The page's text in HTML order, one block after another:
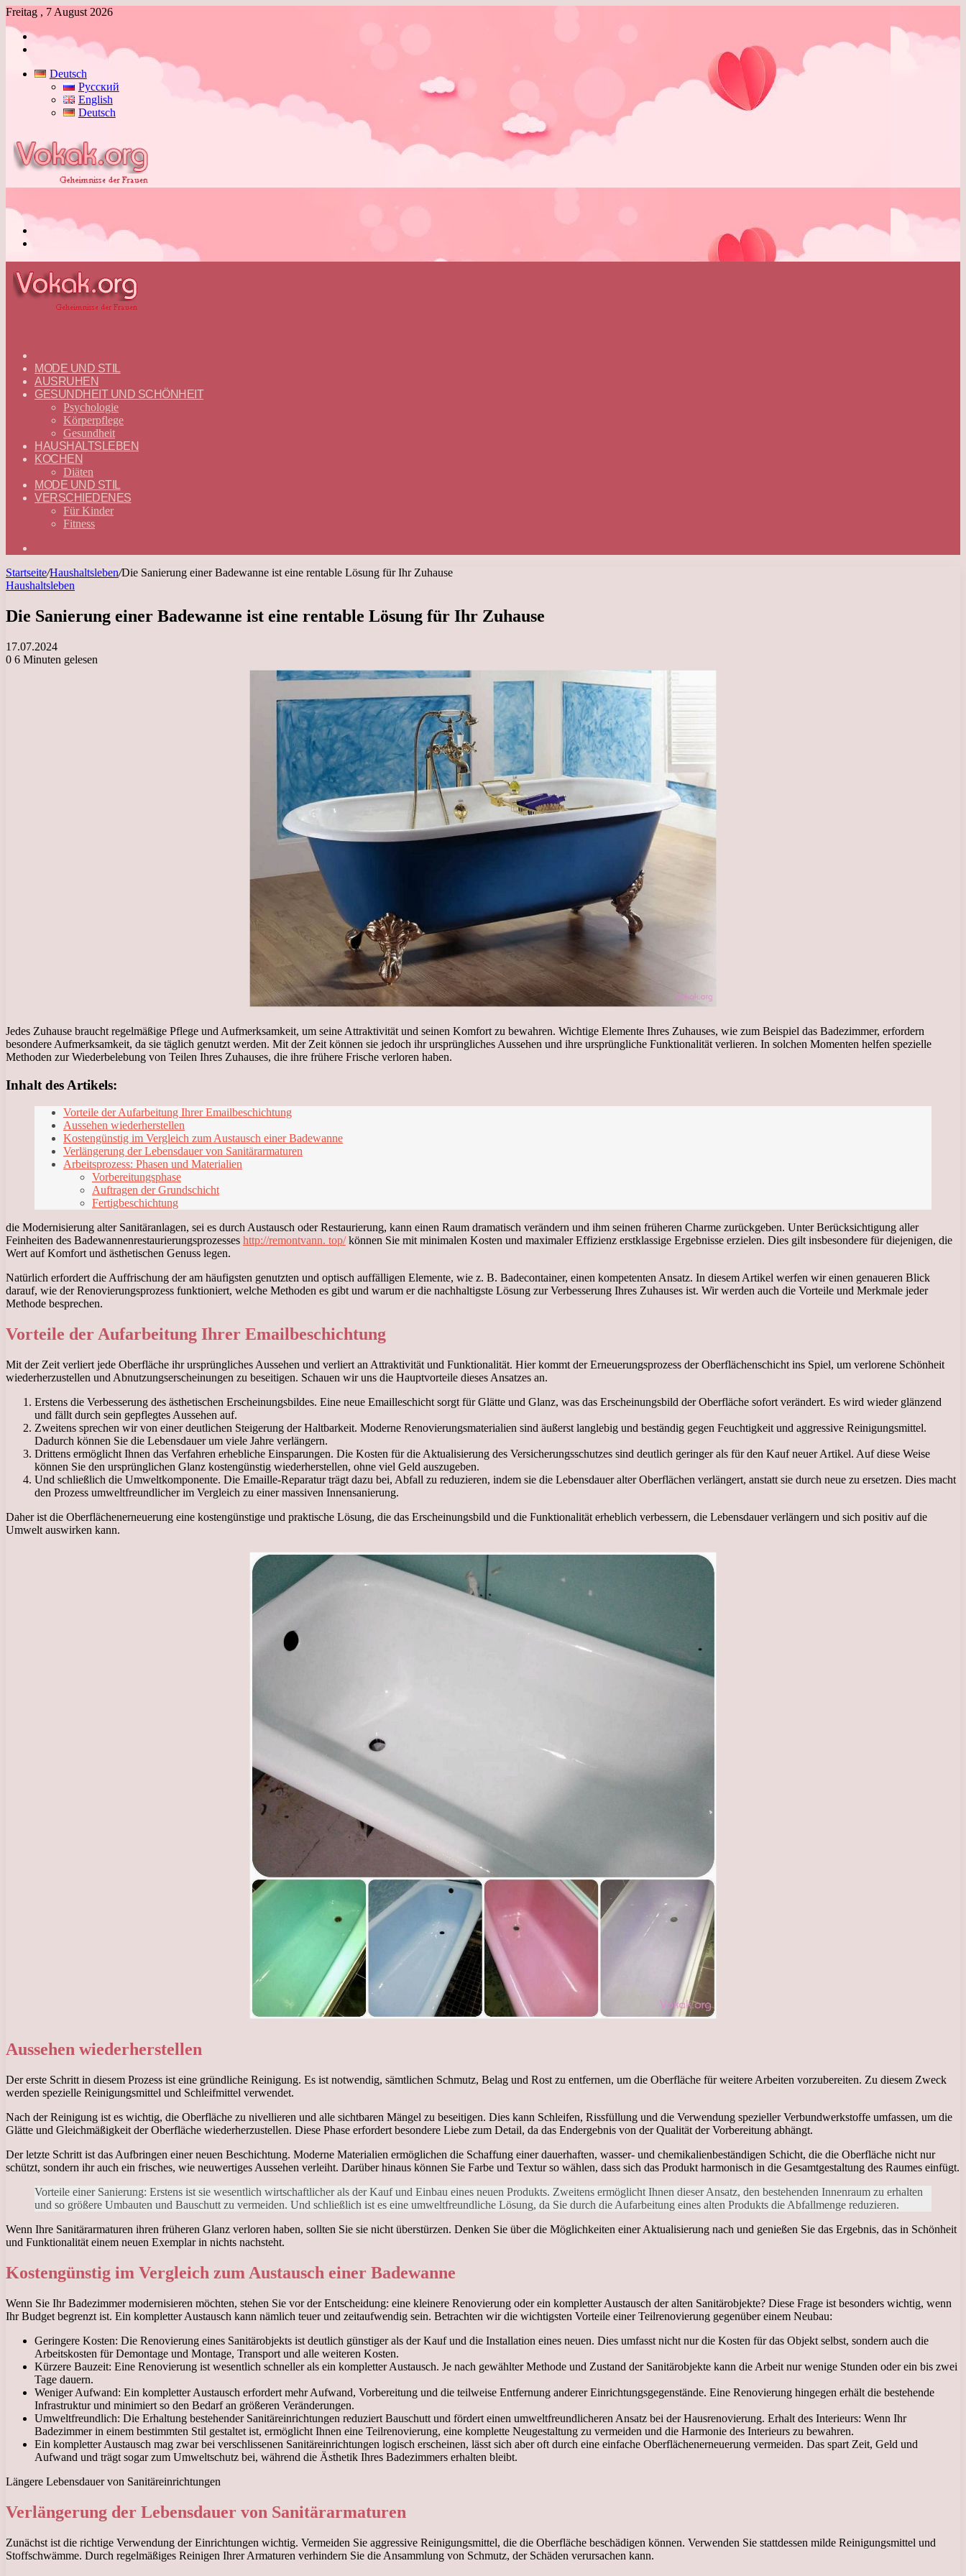
Freitag , 7 August 2026
Anmelden
Deutsch
Русский
English
Deutsch
—
DEUTSCH
MODE UND STIL
AUSRUHEN
GESUNDHEIT UND SCHÖNHEIT
Psychologie
Körperpflege
Gesundheit
HAUSHALTSLEBEN
KOCHEN
Diäten
MODE UND STIL
VERSCHIEDENES
Für Kinder
Fitness
Startseite/Haushaltsleben/Die Sanierung einer Badewanne ist eine rentable Lösung für Ihr Zuhause
Haushaltsleben
Die Sanierung einer Badewanne ist eine rentable Lösung für Ihr Zuhause
17.07.2024
0 6 Minuten gelesen
Jedes Zuhause braucht regelmäßige Pflege und Aufmerksamkeit, um seine Attraktivität und seinen Komfort zu bewahren. Wichtige Elemente Ihres Zuhauses, wie zum Beispiel das Badezimmer, erfordern
besondere Aufmerksamkeit, da sie täglich genutzt werden. Mit der Zeit können sie jedoch ihr ursprüngliches Aussehen und ihre ursprüngliche Funktionalität verlieren. In solchen Momenten helfen spezielle
Methoden zur Wiederbelebung von Teilen Ihres Zuhauses, die ihre frühere Frische verloren haben.
Inhalt des Artikels:
Vorteile der Aufarbeitung Ihrer Emailbeschichtung
Aussehen wiederherstellen
Kostengünstig im Vergleich zum Austausch einer Badewanne
Verlängerung der Lebensdauer von Sanitärarmaturen
Arbeitsprozess: Phasen und Materialien
Vorbereitungsphase
Auftragen der Grundschicht
Fertigbeschichtung
die Modernisierung alter Sanitäranlagen, sei es durch Austausch oder Restaurierung, kann einen Raum dramatisch verändern und ihm seinen früheren Charme zurückgeben. Unter Berücksichtigung aller
Feinheiten des Badewannenrestaurierungsprozesses http://remontvann. top/können Sie mit minimalen Kosten und maximaler Effizienz erstklassige Ergebnisse erzielen. Dies gilt insbesondere für diejenigen, die
Wert auf Komfort und ästhetischen Genuss legen.
Natürlich erfordert die Auffrischung der am häufigsten genutzten und optisch auffälligen Elemente, wie z. B. Badecontainer, einen kompetenten Ansatz. In diesem Artikel werfen wir einen genaueren Blick
darauf, wie der Renovierungsprozess funktioniert, welche Methoden es gibt und warum er die nachhaltigste Lösung zur Verbesserung Ihres Zuhauses ist. Wir werden auch die Vorteile und Merkmale jeder
Methode besprechen.
Vorteile der Aufarbeitung Ihrer Emailbeschichtung
Mit der Zeit verliert jede Oberfläche ihr ursprüngliches Aussehen und verliert an Attraktivität und Funktionalität. Hier kommt der Erneuerungsprozess der Oberflächenschicht ins Spiel, um verlorene Schönheit
wiederherzustellen und Abnutzungserscheinungen zu beseitigen. Schauen wir uns die Hauptvorteile dieses Ansatzes an.
Erstens die Verbesserung des ästhetischen Erscheinungsbildes. Eine neue Emailleschicht sorgt für Glätte und Glanz, was das Erscheinungsbild der Oberfläche sofort verändert. Es wird wieder glänzend
und fällt durch sein gepflegtes Aussehen auf.
Zweitens sprechen wir von einer deutlichen Steigerung der Haltbarkeit. Moderne Renovierungsmaterialien sind äußerst langlebig und beständig gegen Feuchtigkeit und aggressive Reinigungsmittel.
Dadurch können Sie die Lebensdauer um viele Jahre verlängern.
Drittens ermöglicht Ihnen das Verfahren erhebliche Einsparungen. Die Kosten für die Aktualisierung des Versicherungsschutzes sind deutlich geringer als für den Kauf neuer Artikel. Auf diese Weise
können Sie den ursprünglichen Glanz kostengünstig wiederherstellen, ohne viel Geld auszugeben.
Und schließlich die Umweltkomponente. Die Emaille-Reparatur trägt dazu bei, Abfall zu reduzieren, indem sie die Lebensdauer alter Oberflächen verlängert, anstatt sie durch neue zu ersetzen. Dies macht
den Prozess umweltfreundlicher im Vergleich zu einer massiven Innensanierung.
Daher ist die Oberflächenerneuerung eine kostengünstige und praktische Lösung, die das Erscheinungsbild und die Funktionalität erheblich verbessern, die Lebensdauer verlängern und sich positiv auf die
Umwelt auswirken kann.
Aussehen wiederherstellen
Der erste Schritt in diesem Prozess ist eine gründliche Reinigung. Es ist notwendig, sämtlichen Schmutz, Belag und Rost zu entfernen, um die Oberfläche für weitere Arbeiten vorzubereiten. Zu diesem Zweck
werden spezielle Reinigungsmittel und Schleifmittel verwendet.
Nach der Reinigung ist es wichtig, die Oberfläche zu nivellieren und alle sichtbaren Mängel zu beseitigen. Dies kann Schleifen, Rissfüllung und die Verwendung spezieller Verbundwerkstoffe umfassen, um die
Glätte und Gleichmäßigkeit der Oberfläche wiederherzustellen. Diese Phase erfordert besondere Liebe zum Detail, da das Endergebnis von der Qualität der Vorbereitung abhängt.
Der letzte Schritt ist das Aufbringen einer neuen Beschichtung. Moderne Materialien ermöglichen die Schaffung einer dauerhaften, wasser- und chemikalienbeständigen Schicht, die die Oberfläche nicht nur
schützt, sondern ihr auch ein frisches, wie neuwertiges Aussehen verleiht. Darüber hinaus können Sie Farbe und Textur so wählen, dass sich das Produkt harmonisch in die Gesamtgestaltung des Raumes einfügt.
Vorteile einer Sanierung: Erstens ist sie wesentlich wirtschaftlicher als der Kauf und Einbau eines neuen Produkts. Zweitens ermöglicht Ihnen dieser Ansatz, den bestehenden Innenraum zu erhalten
und so größere Umbauten und Bauschutt zu vermeiden. Und schließlich ist es eine umweltfreundliche Lösung, da Sie durch die Aufarbeitung eines alten Produkts die Abfallmenge reduzieren.
Wenn Ihre Sanitärarmaturen ihren früheren Glanz verloren haben, sollten Sie sie nicht überstürzen. Denken Sie über die Möglichkeiten einer Aktualisierung nach und genießen Sie das Ergebnis, das in Schönheit
und Funktionalität einem neuen Exemplar in nichts nachsteht.
Kostengünstig im Vergleich zum Austausch einer Badewanne
Wenn Sie Ihr Badezimmer modernisieren möchten, stehen Sie vor der Entscheidung: eine kleinere Renovierung oder ein kompletter Austausch der alten Sanitärobjekte? Diese Frage ist besonders wichtig, wenn
Ihr Budget begrenzt ist. Ein kompletter Austausch kann nämlich teuer und zeitaufwendig sein. Betrachten wir die wichtigsten Vorteile einer Teilrenovierung gegenüber einem Neubau:
Geringere Kosten: Die Renovierung eines Sanitärobjekts ist deutlich günstiger als der Kauf und die Installation eines neuen. Dies umfasst nicht nur die Kosten für das Objekt selbst, sondern auch die
Arbeitskosten für Demontage und Montage, Transport und alle weiteren Kosten.
Kürzere Bauzeit: Eine Renovierung ist wesentlich schneller als ein kompletter Austausch. Je nach gewählter Methode und Zustand der Sanitärobjekte kann die Arbeit nur wenige Stunden oder ein bis zwei
Tage dauern.
Weniger Aufwand: Ein kompletter Austausch erfordert mehr Aufwand, Vorbereitung und die teilweise Entfernung anderer Einrichtungsgegenstände. Eine Renovierung hingegen erhält die bestehende
Infrastruktur und minimiert so den Bedarf an größeren Veränderungen.
Umweltfreundlich: Die Erhaltung bestehender Sanitäreinrichtungen reduziert Bauschutt und fördert einen umweltfreundlicheren Ansatz bei der Hausrenovierung. Erhalt des Interieurs: Wenn Ihr
Badezimmer in einem bestimmten Stil gestaltet ist, ermöglicht Ihnen eine Teilrenovierung, eine komplette Neugestaltung zu vermeiden und die Harmonie des Interieurs zu bewahren.
Ein kompletter Austausch mag zwar bei verschlissenen Sanitäreinrichtungen logisch erscheinen, lässt sich aber oft durch eine einfache Oberflächenerneuerung vermeiden. Das spart Zeit, Geld und
Aufwand und trägt sogar zum Umweltschutz bei, während die Ästhetik Ihres Badezimmers erhalten bleibt.
Längere Lebensdauer von Sanitäreinrichtungen
Verlängerung der Lebensdauer von Sanitärarmaturen
Zunächst ist die richtige Verwendung der Einrichtungen wichtig. Vermeiden Sie aggressive Reinigungsmittel, die die Oberfläche beschädigen können. Verwenden Sie stattdessen milde Reinigungsmittel und
Stoffschwämme. Durch regelmäßiges Reinigen Ihrer Armaturen verhindern Sie die Ansammlung von Schmutz, der Schäden verursachen kann.